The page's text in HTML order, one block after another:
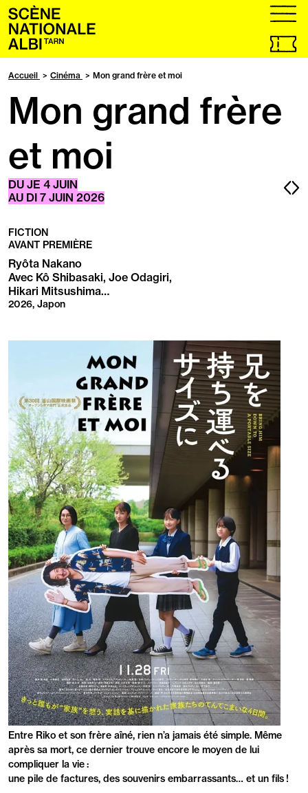
Accueil
Billetterie
en
un
nouvel
menu
Accueil Cinéma Mon grand frère et moi
Mon grand frère
et moi
DU JE 4 JUIN
AU DI 7 JUIN 2026
FICTION
AVANT PREMIÈRE
Ryôta Nakano
Avec Kô Shibasaki, Joe Odagiri,
Hikari Mitsushima…
2026, Japon
PRÉSENTATION
Entre Riko et son frère aîné, rien n’a jamais été simple. Même
après sa mort, ce dernier trouve encore le moyen de lui
compliquer la vie :
une pile de factures, des souvenirs embarrassants… et un fils !